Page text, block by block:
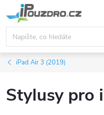
na
obsah
iPad Air 3 (2019)
Stylusy pro